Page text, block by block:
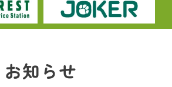
お知らせ